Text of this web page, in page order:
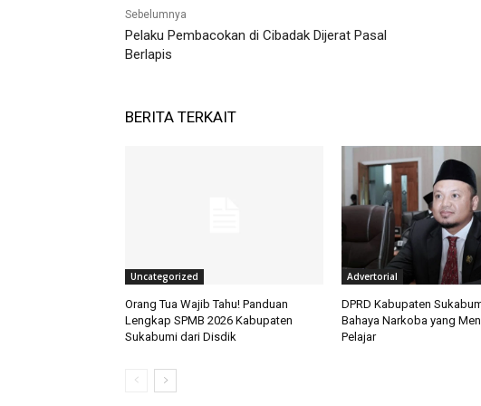
Sebelumnya
Pelaku Pembacokan di Cibadak Dijerat Pasal
Berlapis
BERITA TERKAIT
Uncategorized
Orang Tua Wajib Tahu! Panduan
Lengkap SPMB 2026 Kabupaten
Sukabumi dari Disdik
Advertorial
DPRD Kabupaten
Bahaya Narkoba yang
Pelajar